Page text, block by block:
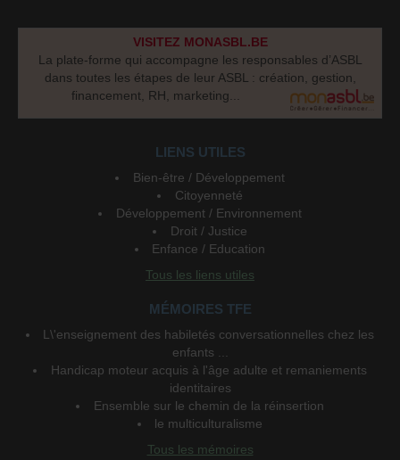
VISITEZ MONASBL.BE
La plate-forme qui accompagne les responsables d’ASBL
dans toutes les étapes de leur ASBL : création, gestion,
financement, RH, marketing...
LIENS UTILES
Bien-être / Développement
Citoyenneté
Développement / Environnement
Droit / Justice
Enfance / Education
Tous les liens utiles
MÉMOIRES TFE
L\'enseignement des habiletés conversationnelles chez les
enfants ...
Handicap moteur acquis à l'âge adulte et remaniements
identitaires
Ensemble sur le chemin de la réinsertion
le multiculturalisme
Tous les mémoires